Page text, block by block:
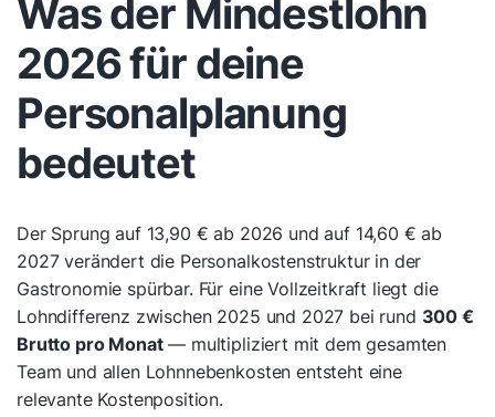
Was der Mindestlohn
2026 für deine
Personalplanung
bedeutet
Der Sprung auf 13,90 € ab 2026 und auf 14,60 € ab
2027 verändert die Personalkostenstruktur in der
Gastronomie spürbar. Für eine Vollzeitkraft liegt die
Lohndifferenz zwischen 2025 und 2027 bei rund 300 €
Brutto pro Monat— multipliziert mit dem gesamten
Team und allen Lohnnebenkosten entsteht eine
relevante Kostenposition.